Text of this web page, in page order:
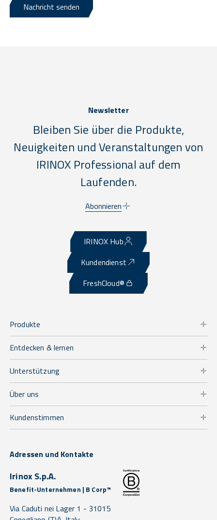
Nachricht senden
Newsletter
Bleiben Sie über die Produkte,
Neuigkeiten und Veranstaltungen von
IRINOX Professional auf dem
Laufenden.
Abonnieren
IRINOX Hub
Kundendienst
FreshCloud®
Produkte
Entdecken & lernen
Unterstützung
Über uns
Kundenstimmen
Adressen und Kontakte
Irinox S.p.A.
Benefit-Unternehmen | B Corp™
Via Caduti nei Lager 1 - 31015